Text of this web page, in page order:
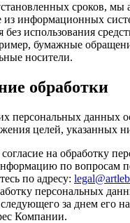
сроков, мы
из информационных
без использования
бумажные
носители.
обработки
персональных данных
целей, указанных
на обработку
по вопросам
по адресу:
персональных
за днем его
Компании.